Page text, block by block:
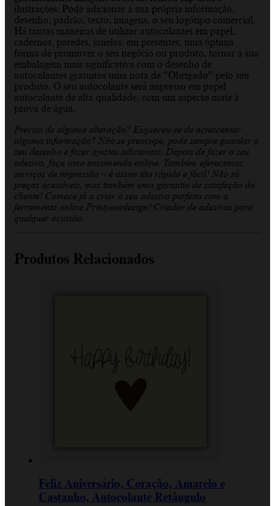
ilustrações. Pode adicionar a sua própria informação,
desenho, padrão, texto, imagens, o seu logótipo comercial.
Há tantas maneiras de utilizar autocolantes em papel,
cadernos, paredes, janelas, em presentes, uma óptima
forma de promover o seu negócio ou produto, tornar a sua
embalagem mais significativa com o desenho de
autocolantes gratuitos uma nota de “Obrigado” pelo seu
produto. O seu autocolante será impresso em papel
autocolante de alta qualidade, com um aspecto mate à
prova de água.
Precisa de alguma alteração? Esqueceu-se de acrescentar
alguma informação? Não se preocupe, pode sempre guardar o
seu desenho e fazer ajustes adicionais. Depois de fazer o seu
adesivo, faça uma encomenda online. Também oferecemos
serviços de impressão – é assim tão rápido e fácil! Não só
preços acessíveis, mas também uma garantia de satisfação do
cliente! Comece já a criar o seu adesivo perfeito com a
ferramenta online Printyourdesign! Criador de adesivos para
qualquer ocasião.
Produtos Relacionados
Feliz Aniversário, Coração, Amarelo e
Castanho, Autocolante Retângulo